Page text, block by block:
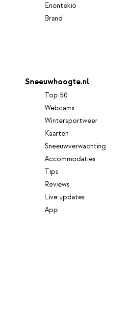
Enontekiö
Brand
Sneeuwhoogte.nl
Top 50
Webcams
Wintersportweer
Kaarten
Sneeuwverwachting
Accommodaties
Tips
Reviews
Live updates
App